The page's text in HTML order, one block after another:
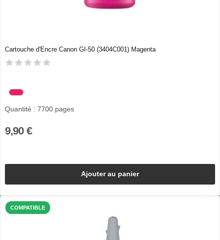
Cartouche d'Encre Canon GI-50 (3404C001) Magenta
Quantité : 7700 pages
9,90 €
Ajouter au panier
COMPATIBLE